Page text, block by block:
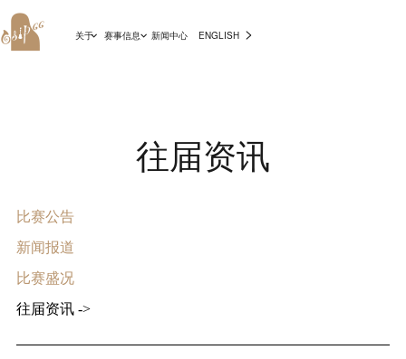
关于 赛事信息 新闻中心 >
ENGLISH
往届资讯
比赛公告
新闻报道
比赛盛况
往届资讯 ->